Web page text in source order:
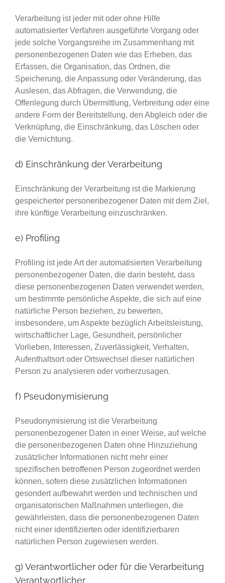
Verarbeitung ist jeder mit oder ohne Hilfe
automatisierter Verfahren ausgeführte Vorgang oder
jede solche Vorgangsreihe im Zusammenhang mit
personenbezogenen Daten wie das Erheben, das
Erfassen, die Organisation, das Ordnen, die
Speicherung, die Anpassung oder Veränderung, das
Auslesen, das Abfragen, die Verwendung, die
Offenlegung durch Übermittlung, Verbreitung oder eine
andere Form der Bereitstellung, den Abgleich oder die
Verknüpfung, die Einschränkung, das Löschen oder
die Vernichtung.
d) Einschränkung der Verarbeitung
Einschränkung der Verarbeitung ist die Markierung
gespeicherter personenbezogener Daten mit dem Ziel,
ihre künftige Verarbeitung einzuschränken.
e) Profiling
Profiling ist jede Art der automatisierten Verarbeitung
personenbezogener Daten, die darin besteht, dass
diese personenbezogenen Daten verwendet werden,
um bestimmte persönliche Aspekte, die sich auf eine
natürliche Person beziehen, zu bewerten,
insbesondere, um Aspekte bezüglich Arbeitsleistung,
wirtschaftlicher Lage, Gesundheit, persönlicher
Vorlieben, Interessen, Zuverlässigkeit, Verhalten,
Aufenthaltsort oder Ortswechsel dieser natürlichen
Person zu analysieren oder vorherzusagen.
f) Pseudonymisierung
Pseudonymisierung ist die Verarbeitung
personenbezogener Daten in einer Weise, auf welche
die personenbezogenen Daten ohne Hinzuziehung
zusätzlicher Informationen nicht mehr einer
spezifischen betroffenen Person zugeordnet werden
können, sofern diese zusätzlichen Informationen
gesondert aufbewahrt werden und technischen und
organisatorischen Maßnahmen unterliegen, die
gewährleisten, dass die personenbezogenen Daten
nicht einer identifizierten oder identifizierbaren
natürlichen Person zugewiesen werden.
g) Verantwortlicher oder für die Verarbeitung
Verantwortlicher